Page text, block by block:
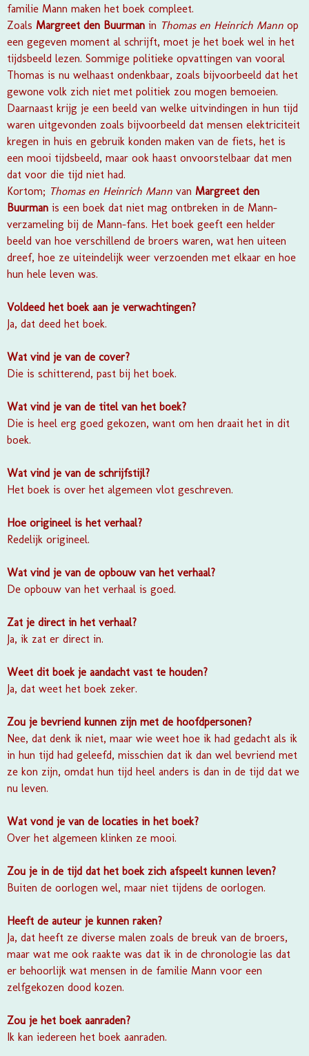
familie Mann maken het boek compleet.
Zoals Margreet den Buurman in Thomas en Heinrich Mann op
een gegeven moment al schrijft, moet je het boek wel in het
tijdsbeeld lezen. Sommige politieke opvattingen van vooral
Thomas is nu welhaast ondenkbaar, zoals bijvoorbeeld dat het
gewone volk zich niet met politiek zou mogen bemoeien.
Daarnaast krijg je een beeld van welke uitvindingen in hun tijd
waren uitgevonden zoals bijvoorbeeld dat mensen elektriciteit
kregen in huis en gebruik konden maken van de fiets, het is
een mooi tijdsbeeld, maar ook haast onvoorstelbaar dat men
dat voor die tijd niet had.
Kortom; Thomas en Heinrich Mann van Margreet den
Buurman is een boek dat niet mag ontbreken in de Mann-
verzameling bij de Mann-fans. Het boek geeft een helder
beeld van hoe verschillend de broers waren, wat hen uiteen
dreef, hoe ze uiteindelijk weer verzoenden met elkaar en hoe
hun hele leven was.
Voldeed het boek aan je verwachtingen?
Ja, dat deed het boek.
Wat vind je van de cover?
Die is schitterend, past bij het boek.
Wat vind je van de titel van het boek?
Die is heel erg goed gekozen, want om hen draait het in dit
boek.
Wat vind je van de schrijfstijl?
Het boek is over het algemeen vlot geschreven.
Hoe origineel is het verhaal?
Redelijk origineel.
Wat vind je van de opbouw van het verhaal?
De opbouw van het verhaal is goed.
Zat je direct in het verhaal?
Ja, ik zat er direct in.
Weet dit boek je aandacht vast te houden?
Ja, dat weet het boek zeker.
Zou je bevriend kunnen zijn met de hoofdpersonen?
Nee, dat denk ik niet, maar wie weet hoe ik had gedacht als ik
in hun tijd had geleefd, misschien dat ik dan wel bevriend met
ze kon zijn, omdat hun tijd heel anders is dan in de tijd dat we
nu leven.
Wat vond je van de locaties in het boek?
Over het algemeen klinken ze mooi.
Zou je in de tijd dat het boek zich afspeelt kunnen leven?
Buiten de oorlogen wel, maar niet tijdens de oorlogen.
Heeft de auteur je kunnen raken?
Ja, dat heeft ze diverse malen zoals de breuk van de broers,
maar wat me ook raakte was dat ik in de chronologie las dat
er behoorlijk wat mensen in de familie Mann voor een
zelfgekozen dood kozen.
Zou je het boek aanraden?
Ik kan iedereen het boek aanraden.